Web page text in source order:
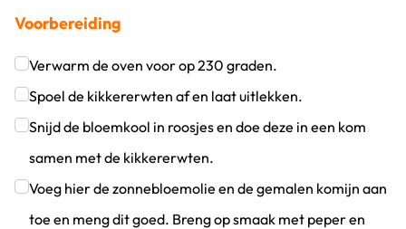
Voorbereiding
Verwarm de oven voor op 230 graden.
Klik om dit selectievakje aan te vinken
Spoel de kikkererwten af en laat uitlekken.
Klik om dit selectievakje aan te vinken
Snijd de bloemkool in roosjes en doe deze in een kom
samen met de kikkererwten.
Klik om dit selectievakje aan te vinken
Voeg hier de zonnebloemolie en de gemalen komijn aan
toe en meng dit goed. Breng op smaak met peper en